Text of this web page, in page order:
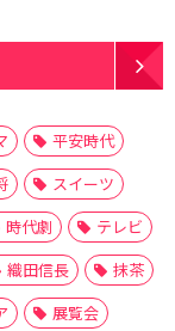
平安時代
スイーツ
時代劇
テレビ
織田信長
抹茶
展覧会